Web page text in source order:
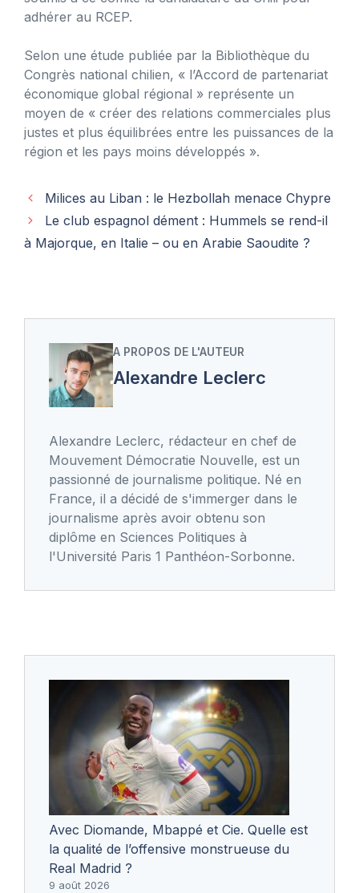
adhérer au RCEP.
Selon une étude publiée par la Bibliothèque du
Congrès national chilien, « l’Accord de partenariat
économique global régional » représente un
moyen de « créer des relations commerciales plus
justes et plus équilibrées entre les puissances de la
région et les pays moins développés ».
Milices au Liban : le Hezbollah menace Chypre
Le club espagnol dément : Hummels se rend-il
à Majorque, en Italie – ou en Arabie Saoudite ?
A PROPOS DE L'AUTEUR
Alexandre Leclerc
Alexandre Leclerc, rédacteur en chef de
Mouvement Démocratie Nouvelle, est un
passionné de journalisme politique. Né en
France, il a décidé de s'immerger dans le
journalisme après avoir obtenu son
diplôme en Sciences Politiques à
l'Université Paris 1 Panthéon-Sorbonne.
Avec Diomande, Mbappé et Cie. Quelle est
la qualité de l’offensive monstrueuse du
Real Madrid ?
9 août 2026